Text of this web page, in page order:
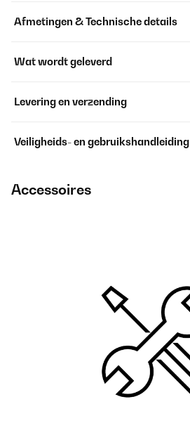
Afmetingen & Technische details
Wat wordt geleverd
Levering en verzending
Veiligheids- en gebruikshandleiding
Accessoires